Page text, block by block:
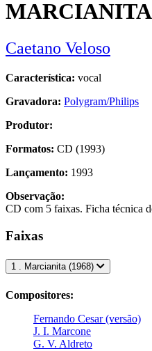
MARCIANITA
Caetano Veloso
Característica: vocal
Gravadora: Polygram/Philips
Produtor:
Formatos: CD (1993)
Lançamento: 1993
Observação:
CD com 5 faixas. Ficha técnica
Faixas
1 . Marcianita (1968)
Compositores:
Fernando Cesar (versão)
J. I. Marcone
G. V. Aldreto